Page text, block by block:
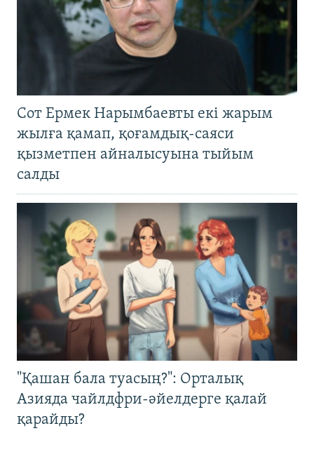
Сот Ермек Нарымбаевты екі жарым
жылға қамап, қоғамдық-саяси
қызметпен айналысуына тыйым
салды
"Қашан бала туасың?": Орталық
Азияда чайлдфри-әйелдерге қалай
қарайды?